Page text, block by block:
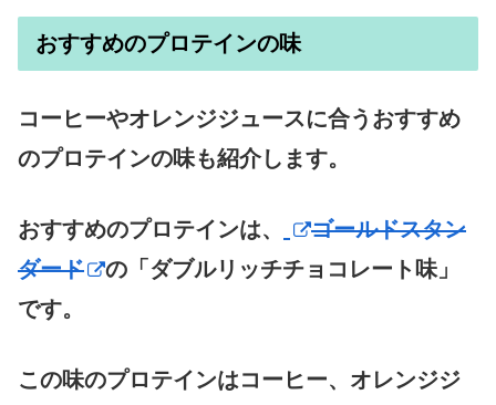
おすすめのプロテインの味
コーヒーやオレンジジュースに合うおすすめ
のプロテインの味も紹介します。
おすすめのプロテインは、
ゴールドスタン
ダード
の「ダブルリッチチョコレート味」
です。
この味のプロテインはコーヒー、オレンジジ